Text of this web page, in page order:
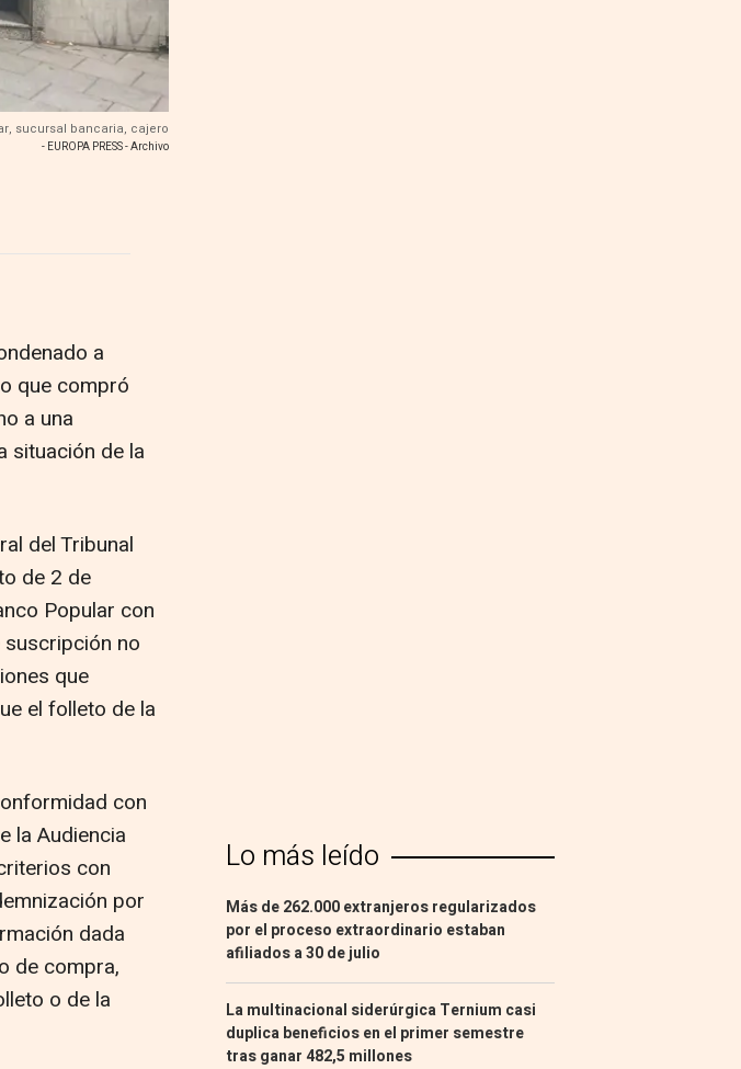
sucursal bancaria, cajero
- EUROPA PRESS - Archivo
a
que compró
a una
situación de la
del Tribunal
de 2 de
Popular con
no
que
el folleto de la
con
la Audiencia
con
por
dada
de compra,
o de la
Lo más leído
Más de 262.000 extranjeros regularizados
por el proceso extraordinario estaban
afiliados a 30 de julio
La multinacional siderúrgica Ternium casi
duplica beneficios en el primer semestre
tras ganar 482,5 millones